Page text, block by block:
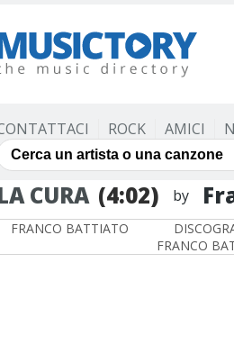
ROCK AMICI
CURA (4:02) by
FRANCO BATTIATO
FRANCO